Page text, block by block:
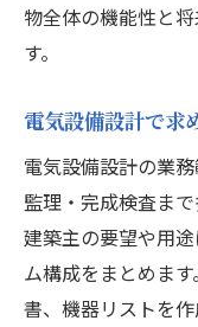
物全体の機能性と
す。
電気設備設計で求
電気設備設計の業
監理・完成検査ま
建築主の要望や用
ム構成をまとめま
書、機器リストを